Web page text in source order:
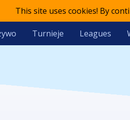
This site uses cookies! By
Turnieje Leagues